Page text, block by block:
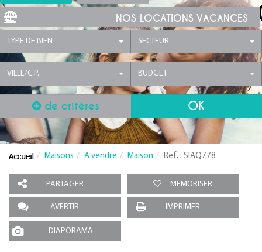
NOS LOCATIONS VACANCES
TYPE DE BIEN SECTEUR
VILLE/C.P. BUDGET
de critères
Maisons A vendre Maison Ref. : SIAQ778
PARTAGER MEMORISER
AVERTIR IMPRIMER
DIAPORAMA